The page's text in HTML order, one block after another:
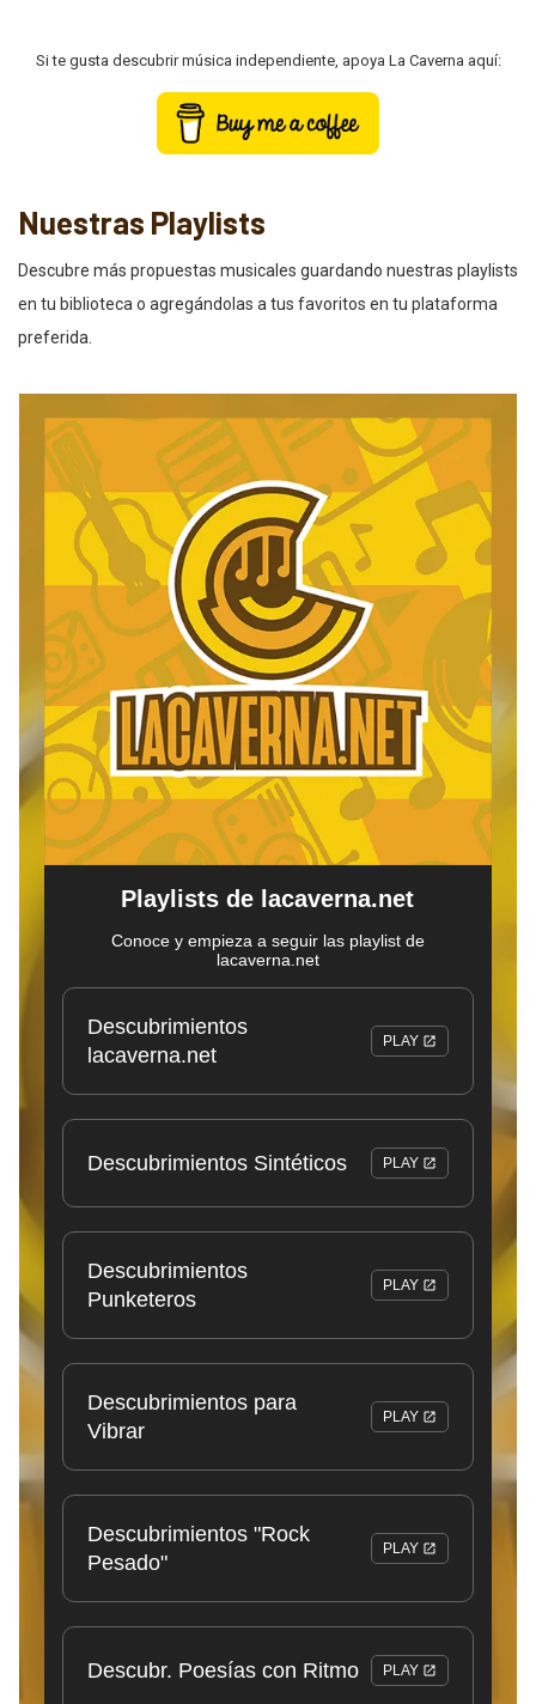
Si te gusta descubrir música independiente, apoya La Caverna aquí:
Nuestras Playlists
Descubre más propuestas musicales guardando nuestras playlists
en tu biblioteca o agregándolas a tus favoritos en tu plataforma
preferida.